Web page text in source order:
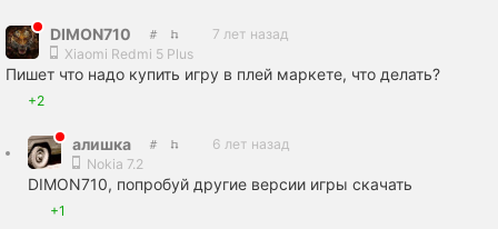
DIMON710
7 лет назад
Xiaomi Redmi 5 Plus
Пишет что надо купить игру в плей маркете, что делать?
+2
алишка
6 лет назад
Nokia 7.2
DIMON710, попробуй другие версии игры скачать
+1